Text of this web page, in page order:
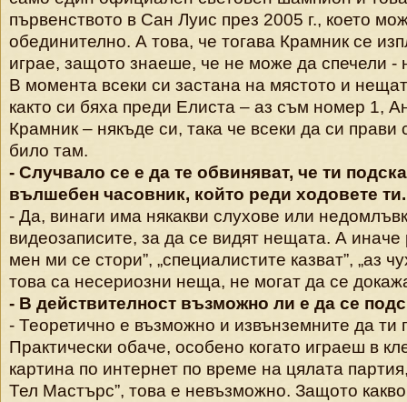
първенството в Сан Луис през 2005 г., което
обединително. А това, че тогава Крамник се
играе, защото знаеше, че не може да спечели -
В момента всеки си застана на мястото и
както си бяха преди Елиста – аз съм номер 1,
Крамник – някъде си, така че всеки да си прави
било там.
- Случвало се е да те обвиняват, че ти
вълшебен часовник, който реди ходовете ти.
- Да, винаги има някакви слухове или
видеозаписите, за да се видят нещата. А иначе
мен ми се стори”, „специалистите казват”, „аз
това са несериозни неща, не могат да се
- В действителност възможно ли е да се
- Теоретично е възможно и извънземните да ти
Практически обаче, особено когато играеш в
картина по интернет по време на цялата
Тел Мастърс”, това е невъзможно. Защото